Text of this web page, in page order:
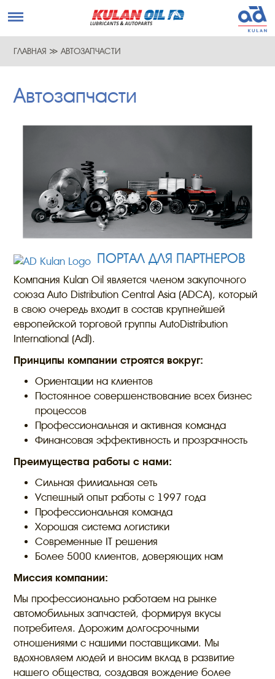
ГЛАВНАЯ ≫ АВТОЗАПЧАСТИ
Автозапчасти
ПОРТАЛ ДЛЯ ПАРТНЕРОВ
Компания Kulan Oil является членом закупочного
союза Auto Distribution Central Asia (ADCA), который
в свою очередь входит в состав крупнейшей
европейской торговой группы AutoDistribution
International (Adl).
Принципы компании строятся вокруг:
Ориентации на клиентов
Постоянное совершенствование всех бизнес
процессов
Профессиональная и активная команда
Финансовая эффективность и прозрачность
Преимущества работы с нами:
Сильная филиальная сеть
Успешный опыт работы с 1997 года
Профессиональная команда
Хорошая система логистики
Современные IT решения
Более 5000 клиентов, доверяющих нам
Миссия компании:
Мы профессионально работаем на рынке
автомобильных запчастей, формируя вкусы
потребителя. Дорожим долгосрочными
отношениями с нашими поставщиками. Мы
вдохновляем людей и вносим вклад в развитие
нашего общества, создавая вождение более